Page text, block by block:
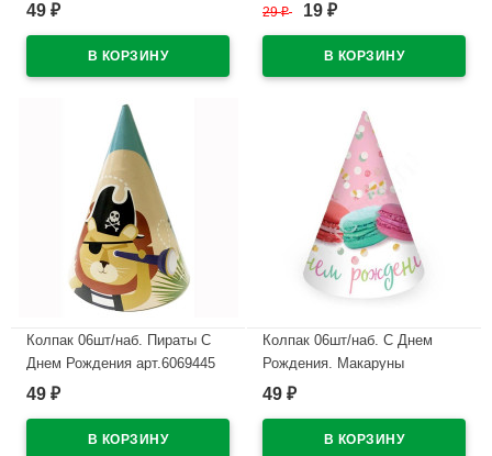
В наличии
49 ₽
В наличии
29₽ 19 ₽
Колпак 06шт/наб. Пираты С
Днем Рождения арт.6069445
В наличии
49 ₽
Колпак 06шт/наб. С Днем
Рождения. Макаруны
арт.6064433
49 ₽